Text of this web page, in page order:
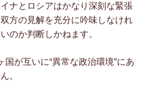
ナとロシアはかなり深刻な緊張
方の見解を充分に吟味しなけれ
のか判断しかねます。
国が互いに“異常な政治環境”にあ
。